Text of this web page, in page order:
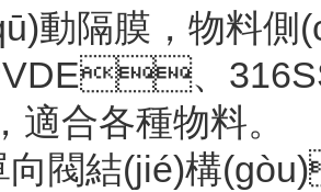
動隔膜，物
、
，適合各種物料
向閥結(jié)構